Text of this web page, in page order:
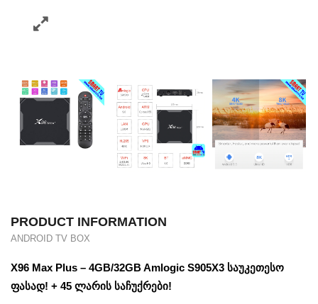
PRODUCT INFORMATION
ANDROID TV BOX
X96 Max Plus – 4GB/32GB Amlogic S905X3 საუკეთესო
ფასად! + 45 ლარის საჩუქრები!